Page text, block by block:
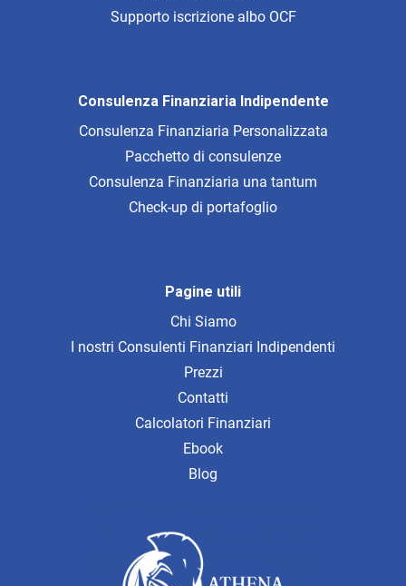
Pagine utili
Chi Siamo
I nostri Consulenti Finanziari Indipendenti
Prezzi
Contatti
Calcolatori Finanziari
Ebook
Blog
Consulenza Finanziaria Indipendente
Consulenza Finanziaria Personalizzata
Pacchetto di consulenze
Consulenza Finanziaria una tantum
Check-up di portafoglio
Supporto iscrizione albo OCF